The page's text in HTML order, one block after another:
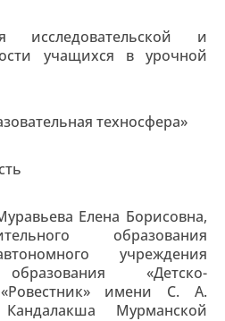
исследовательской и
учащихся в урочной
техносфера»
Елена Борисовна,
образования
учреждения
«Детско-
имени С. А.
Мурманской